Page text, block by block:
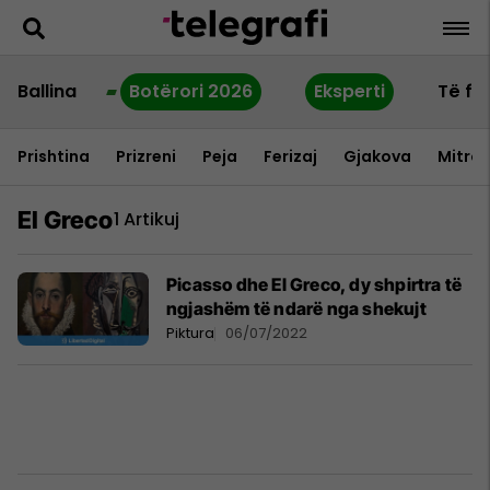
Ballina Botërori 2026 Eksperti Të
Prishtina Prizreni Peja Ferizaj Gjakova
El Greco1 Artikuj
Picasso dhe El Greco, dy shpirtra të
ngjashëm të ndarë nga shekujt
Piktura 06/07/2022